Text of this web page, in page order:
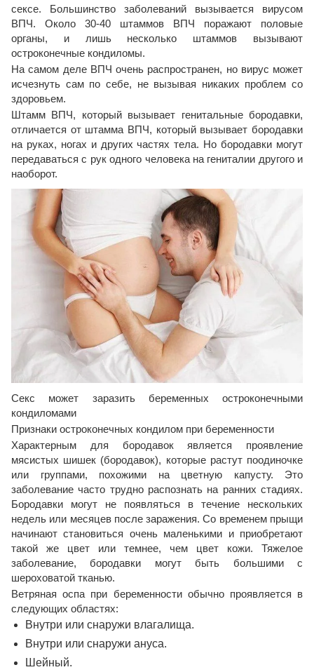
сексе. Большинство заболеваний вызывается вирусом
ВПЧ. Около 30-40 штаммов ВПЧ поражают половые
органы, и лишь несколько штаммов вызывают
остроконечные кондиломы.
На самом деле ВПЧ очень распространен, но вирус может
исчезнуть сам по себе, не вызывая никаких проблем со
здоровьем.
Штамм ВПЧ, который вызывает генитальные бородавки,
отличается от штамма ВПЧ, который вызывает бородавки
на руках, ногах и других частях тела. Но бородавки могут
передаваться с рук одного человека на гениталии другого и
наоборот.
Секс может заразить беременных остроконечными
кондиломами
Признаки остроконечных кондилом при беременности
Характерным для бородавок является проявление
мясистых шишек (бородавок), которые растут поодиночке
или группами, похожими на цветную капусту. Это
заболевание часто трудно распознать на ранних стадиях.
Бородавки могут не появляться в течение нескольких
недель или месяцев после заражения. Со временем прыщи
начинают становиться очень маленькими и приобретают
такой же цвет или темнее, чем цвет кожи. Тяжелое
заболевание, бородавки могут быть большими с
шероховатой тканью.
Ветряная оспа при беременности обычно проявляется в
следующих областях:
Внутри или снаружи влагалища.
Внутри или снаружи ануса.
Шейный.